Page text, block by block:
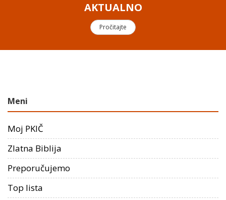
AKTUALNO
Pročitajte
Meni
Moj PKIČ
Zlatna Biblija
Preporučujemo
Top lista